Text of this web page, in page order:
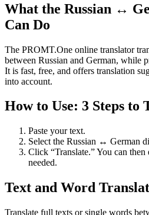
What the Russian ↔
Can Do
The PROMT.One online translator
between Russian and German, while
It is fast, free, and offers translation
into account.
How to Use: 3 Steps to
Paste your text.
Select the Russian ↔ German
Click “Translate.” You can
needed.
Text and Word
Translate full texts or single words